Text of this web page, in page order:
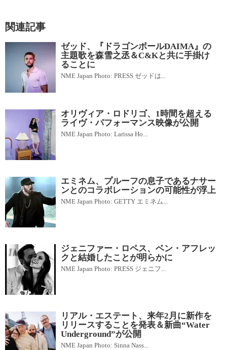
関連記事
ゼッド、『ドラゴンボールDAIMA』の
主題歌を森雪之丞＆C&Kと共に手掛け
ることに
NME Japan Photo: PRESS ゼッドは...
オリヴィア・ロドリゴ、1時間を超える
ライヴ・パフォーマンス映像が公開
NME Japan Photo: Larissa Ho...
エミネム、プルーフの息子であるナサー
ンとのコラボレーションの可能性が浮上
NME Japan Photo: GETTY エミネム...
ジェニファー・ロペス、ベン・アフレッ
クと結婚したことが明らかに
NME Japan Photo: PRESS ジェニフ...
リアル・エステート、来年2月に新作を
リリースすることを発表＆新曲“Water
Underground”が公開
NME Japan Photo: Sinna Nass...